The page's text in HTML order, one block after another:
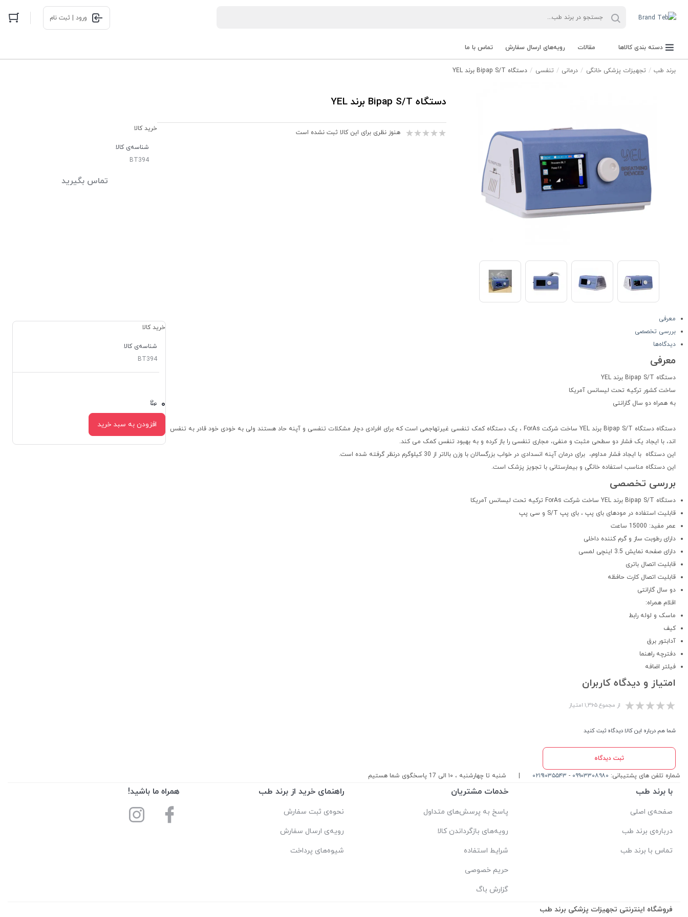
ورود | ثبت نام
دسته بندی کالاها مقالات رویه‌های ارسال سفارش تماس با ما
برند طب تجهیزات پزشکی خانگی درمانی تنفسی دستگاه Bipap S/T برند YEL
دستگاه Bipap S/T برند YEL
هنوز نظری برای این کالا ثبت نشده است
خرید کالا
شناسه‌ی کالا
BT394
تماس بگیرید
معرفی
بررسی تخصصی
دیدگاه‌ها
معرفی
دستگاه Bipap S/T برند YEL
ساخت کشور ترکیه تحت لیسانس آمریکا
به همراه دو سال گارانتی
دستگاه دستگاه Bipap S/T برند YEL ساخت شرکت ForAs ، یک دستگاه کمک تنفسی غیرتهاجمی است که برای افرادی دچار مشکلات تنفسی و آپنه حاد هستند ولی به خودی خود قادر به تنفس
اند، با ایجاد یک فشار دو سطحی مثبت و منفی، مجاری تنفسی را باز کرده و به بهبود تنفس کمک می کند.
این دستگاه با ایجاد فشار مداوم، برای درمان آپنه انسدادی در خواب بزرگسالان با وزن بالاتر از 30 کیلوگرم درنظر گرفته شده است.
این دستگاه مناسب استفاده خانگی و بیمارستانی با تجویز پزشک است.
بررسی تخصصی
دستگاه Bipap S/T برند YEL ساخت شرکت ForAs ترکیه تحت لیسانس آمریکا
قابلیت استفاده در مودهای بای پپ ، بای پپ S/T و سی پپ
عمر مفید: 15000 ساعت
دارای رطوبت ساز و گرم کننده داخلی
دارای صفحه نمایش 3.5 اینچی لمسی
قابلیت اتصال باتری
قابلیت اتصال کارت حافظه
دو سال گارانتی
اقلام همراه:
ماسک و لوله رابط
کیف
آدابتور برق
دفترچه راهنما
فیلتر اضافه
امتیاز و دیدگاه کاربران
از مجموع ۱,۳۶۵ امتیاز
شما هم درباره این کالا دیدگاه ثبت کنید
ثبت دیدگاه
خرید کالا
شناسه‌ی کالا
BT394
۰
افزودن به سبد خرید
شماره تلفن های پشتیبانی: ۰۹۹۰۳۳۰۸۹۸۰ - ۰۲۱۹۱۰۳۵۵۴۳ شنبه تا چهارشنبه ، ۱۰ الی 17 پاسخگوی شما هستیم
با برند طب
صفحه‌ی اصلی
درباره‌ی برند طب
تماس با برند طب
خدمات مشتریان
پاسخ به پرسش‌های متداول
رویه‌های بازگرداندن کالا
شرایط استفاده
حریم خصوصی
گزارش باگ
راهنمای خرید از برند طب
نحوه‌ی ثبت سفارش
رویه‌ی ارسال سفارش
شیوه‌های پرداخت
همراه ما باشید!
فروشگاه اینترنتی تجهیزات پزشکی برند طب